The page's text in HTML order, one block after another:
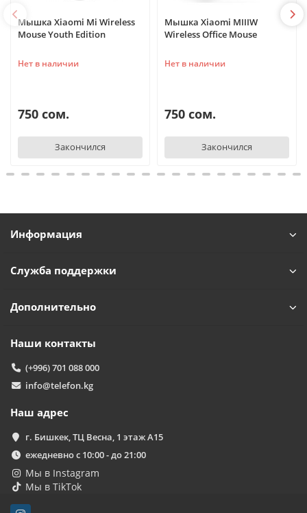
Мышка Xiaomi Mi Wireless
Mouse Youth Edition
Нет в наличии
750 сом.
Закончился
Мышка Xiaomi MIIIW
Wireless Office Mouse
Нет в наличии
750 сом.
Закончился
Информация
Служба поддержки
Дополнительно
Наши контакты
(+996) 701 088 000
info@telefon.kg
Наш адрес
г. Бишкек, ТЦ Весна, 1 этаж А15
ежедневно с 10:00 - до 21:00
Мы в Instagram
Мы в TikTok